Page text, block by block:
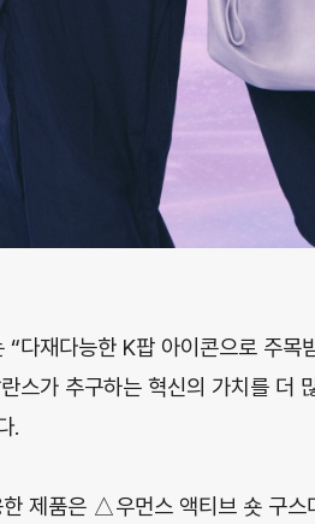
“다재다능한 K팝 아이콘으로 주
스가 추구하는 혁신의 가치를 더
.
제품은 △우먼스 액티브 숏 구